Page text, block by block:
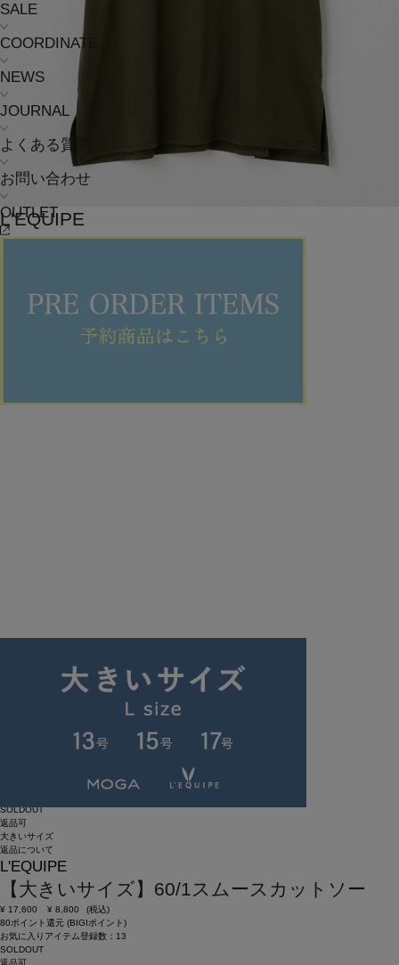
SALE
COORDINATE
NEWS
JOURNAL
よくある質問
お問い合わせ
OUTLET
L'EQUIPE
カットソー(かっとそー) /
SOLDOUT
返品可
大きいサイズ
返品について
L'EQUIPE
【大きいサイズ】60/1スムースカットソー
¥ 17,600 ¥ 8,800
(税込)
80ポイント還元 (BIGIポイント)
お気に入りアイテム登録数： 13
SOLDOUT
返品可